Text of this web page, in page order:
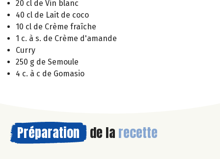
20 cl de Vin blanc
40 cl de Lait de coco
10 cl de Crème fraîche
1 c. à s. de Crème d'amande
Curry
250 g de Semoule
4 c. à c de Gomasio
Préparation de la recette